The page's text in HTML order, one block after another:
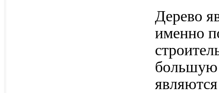
Дерево
именно
большую